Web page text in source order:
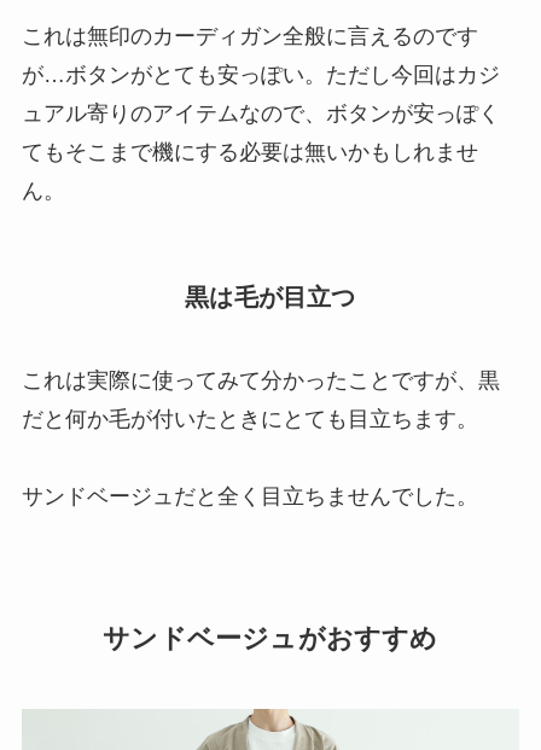
これは無印のカーディガン全般に言えるのです
が…ボタンがとても安っぽい。ただし今回はカジ
ュアル寄りのアイテムなので、ボタンが安っぽく
てもそこまで機にする必要は無いかもしれませ
ん。
黒は毛が目立つ
これは実際に使ってみて分かったことですが、黒
だと何か毛が付いたときにとても目立ちます。
サンドベージュだと全く目立ちませんでした。
サンドベージュがおすすめ